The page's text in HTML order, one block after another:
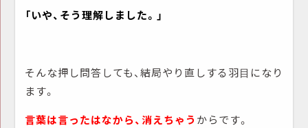
「いや、そう理解しました。」
そんな押し問答しても、結局やり直しする羽目になり
ます。
言葉は言ったはなから、消えちゃう からです。